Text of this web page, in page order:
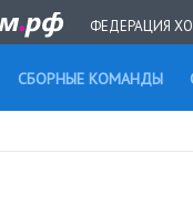
ФЕДЕРАЦИЯ
СБОРНЫЕ КОМАНДЫ